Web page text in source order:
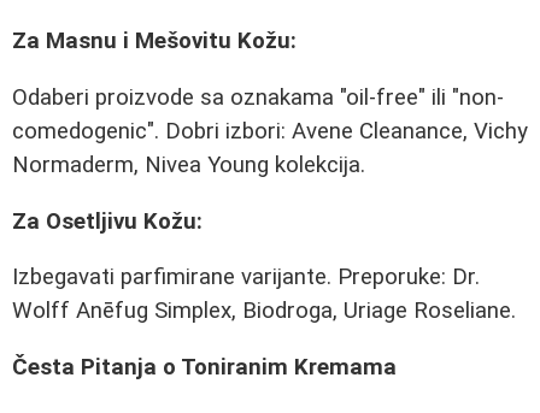
Za Masnu i Mešovitu Kožu:
Odaberi proizvode sa oznakama "oil-free" ili "non-
comedogenic". Dobri izbori: Avene Cleanance, Vichy
Normaderm, Nivea Young kolekcija.
Za Osetljivu Kožu:
Izbegavati parfimirane varijante. Preporuke: Dr.
Wolff Anēfug Simplex, Biodroga, Uriage Roseliane.
Česta Pitanja o Toniranim Kremama